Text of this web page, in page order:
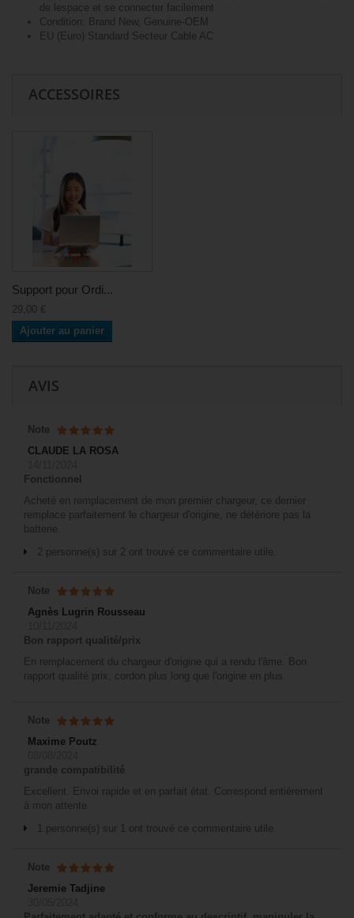
de lespace et se connecter facilement
Condition: Brand New, Genuine-OEM
EU (Euro) Standard Secteur Cable AC
ACCESSOIRES
Support pour Ordi...
29,00 €
Ajouter au panier
AVIS
Note
CLAUDE LA ROSA
Fonctionnel
Acheté en remplacement de mon premier chargeur, ce dernier
remplace parfaitement le chargeur d'origine, ne détériore pas la
batterie.
2 personne(s) sur 2 ont trouvé ce commentaire utile.
Note
Agnès Lugrin Rousseau
Bon rapport qualité/prix
En remplacement du chargeur d'origine qui a rendu l'âme. Bon
rapport qualité prix, cordon plus long que l'origine en plus.
Note
Maxime Poutz
grande compatibilité
Excellent. Envoi rapide et en parfait état. Correspond entièrement
à mon attente
1 personne(s) sur 1 ont trouvé ce commentaire utile.
Note
Jeremie Tadjine